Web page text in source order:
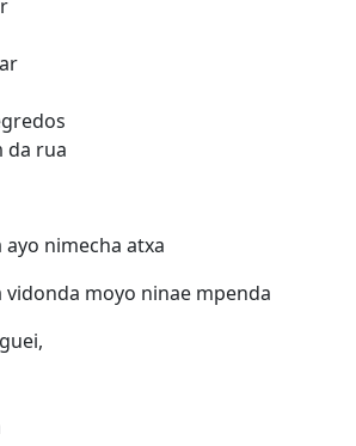
da rua
nimecha atxa
moyo ninae mpenda